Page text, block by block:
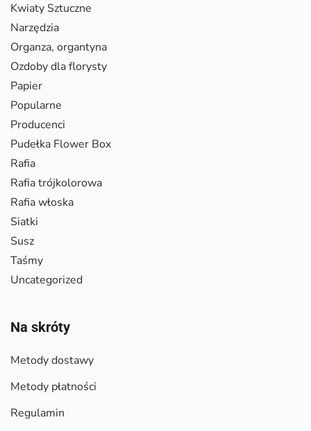
Kwiaty Sztuczne
Narzędzia
Organza, organtyna
Ozdoby dla florysty
Papier
Popularne
Producenci
Pudełka Flower Box
Rafia
Rafia trójkolorowa
Rafia włoska
Siatki
Susz
Taśmy
Uncategorized
Na skróty
Metody dostawy
Metody płatności
Regulamin